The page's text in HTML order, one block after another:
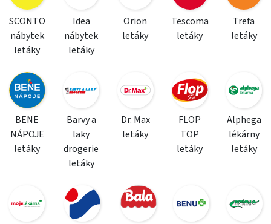
SCONTO
nábytek
letáky
Idea
nábytek
letáky
Orion
letáky
Tescoma
letáky
Trefa
letáky
BENE
NÁPOJE
letáky
Barvy a
laky
drogerie
letáky
Dr. Max
letáky
FLOP
TOP
letáky
Alphega
lékárny
letáky